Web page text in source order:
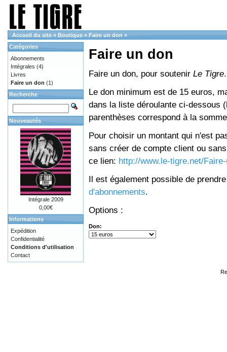
Accueil du site » Boutique » Faire un don »
Faire un don
Faire un don, pour soutenir Le Tigre.
Le don minimum est de 15 euros,
dans la liste déroulante ci-dessous
parenthèses correspond à la
Pour choisir un montant qui n'est
sans créer de compte client ou
ce lien: http://www.le-tigre.net/
Il est également possible de
d'abonnements.
Options :
Don:
Catégories
Abonnements
Intégrales (4)
Livres
Faire un don (1)
Recherche
Nouveautés
Intégrale 2009
0,00€
Informations
Expédition
Confidentialité
Conditions d'utilisation
Contact